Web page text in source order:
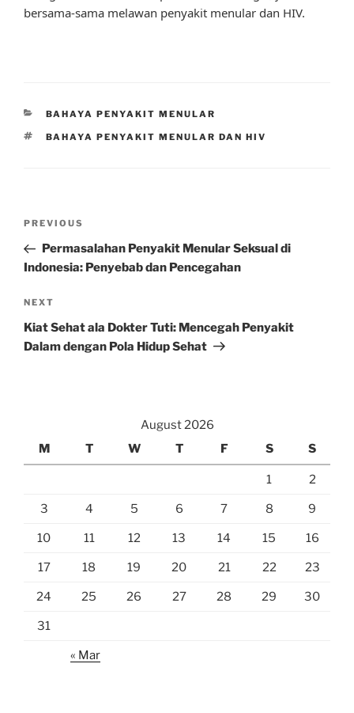
bersama-sama melawan penyakit menular dan HIV.
CATEGORIES
BAHAYA PENYAKIT MENULAR
TAGS
BAHAYA PENYAKIT MENULAR DAN HIV
Previous
Post
PREVIOUS
Permasalahan Penyakit Menular Seksual di
Indonesia: Penyebab dan Pencegahan
Next
Post
NEXT
Kiat Sehat ala Dokter Tuti: Mencegah Penyakit
Dalam dengan Pola Hidup Sehat
August 2026
M
T W T F S S
1 2
3 4 5 6 7 8 9
10 11 12 13 14 15 16
17 18 19 20 21 22 23
24 25 26 27 28 29 30
31
« Mar